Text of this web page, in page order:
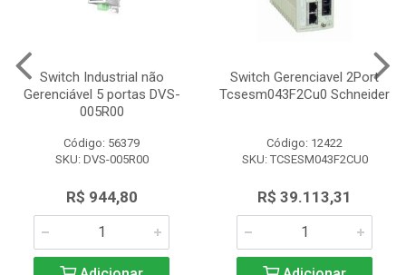
Switch Industrial não
Gerenciável 5 portas DVS-
005R00
Código: 56379
SKU: DVS-005R00
R$ 944,80
Switch Gerenciavel 2Port
Tcsesm043F2Cu0 Schneider
Código: 12422
SKU: TCSESM043F2CU0
R$ 39.113,31